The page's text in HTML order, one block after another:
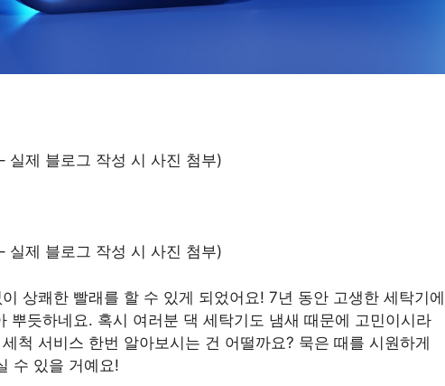
실제 블로그 작성 시 사진 첨부)
실제 블로그 작성 시 사진 첨부)
상쾌한 빨래를 할 수 있게 되었어요! 7년 동안 고생한 세탁기에
뿌듯하네요. 혹시 여러분 댁 세탁기도 냄새 때문에 고민이시라
척 서비스 한번 알아보시는 건 어떨까요? 묵은 때를 시원하게
수 있을 거예요!